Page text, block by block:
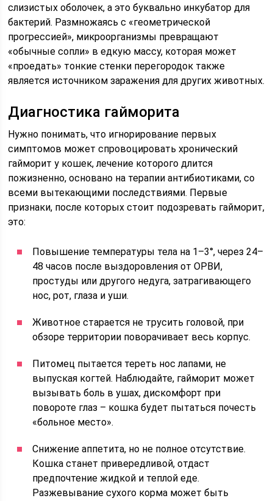
слизистых оболочек, а это буквально инкубатор для
бактерий. Размножаясь с «геометрической
прогрессией», микроорганизмы превращают
«обычные сопли» в едкую массу, которая может
«проедать» тонкие стенки перегородок также
является источником заражения для других животных.
Диагностика гайморита
Нужно понимать, что игнорирование первых
симптомов может спровоцировать хронический
гайморит у кошек, лечение которого длится
пожизненно, основано на терапии антибиотиками, со
всеми вытекающими последствиями. Первые
признаки, после которых стоит подозревать гайморит,
это:
Повышение температуры тела на 1–3°, через 24–
48 часов после выздоровления от ОРВИ,
простуды или другого недуга, затрагивающего
нос, рот, глаза и уши.
Животное старается не трусить головой, при
обзоре территории поворачивает весь корпус.
Питомец пытается тереть нос лапами, не
выпуская когтей. Наблюдайте, гайморит может
вызывать боль в ушах, дискомфорт при
повороте глаз – кошка будет пытаться почесть
«больное место».
Снижение аппетита, но не полное отсутствие.
Кошка станет привередливой, отдаст
предпочтение жидкой и теплой еде.
Разжевывание сухого корма может быть